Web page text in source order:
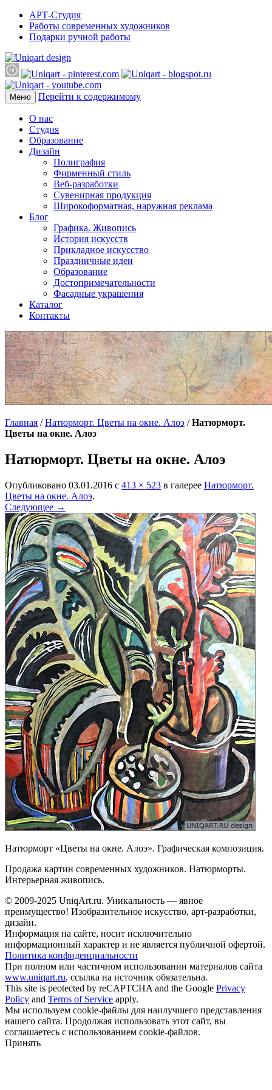
АРТ-Студия
Работы современных художников
Подарки ручной работы
Меню Перейти к содержимому
О нас
Студия
Образование
Дизайн
Полиграфия
Фирменный стиль
Веб-разработки
Сувенирная продукция
Широкоформатная, наружная реклама
Блог
Графика. Живопись
История искусств
Прикладное искусство
Праздничные идеи
Образование
Достопримечательности
Фасадные украшения
Каталог
Контакты
Главная /Натюрморт. Цветы на окне. Алоэ /Натюрморт.
Цветы на окне. Алоэ
Натюрморт. Цветы на окне. Алоэ
Опубликовано 03.01.2016 с 413 × 523 в галерее Натюрморт.
Цветы на окне. Алоэ.
Следующее →
Натюрморт «Цветы на окне. Алоэ». Графическая композиция.
Продажа картин современных художников. Натюрморты.
Интерьерная живопись.
© 2009-2025 UniqАrt.ru. Уникальность — явное
преимущество! Изобразительное искусство, арт-разработки,
дизайн.
Информация на сайте, носит исключительно
информационный характер и не является публичной офертой.
Политика конфиденциальности
При полном или частичном использовании материалов сайта
www.uniqart.ru, ссылка на источник обязательна.
This site is peotected by reCAPTCHA and the Google Privacy
Policy and Terms of Service apply.
Мы используем cookie-файлы для наилучшего представления
нашего сайта. Продолжая использовать этот сайт, вы
соглашаетесь с использованием cookie-файлов.
Принять